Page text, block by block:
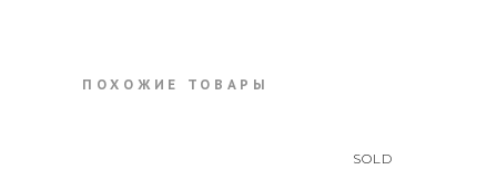
ПОХОЖИЕ ТОВАРЫ
SOLD